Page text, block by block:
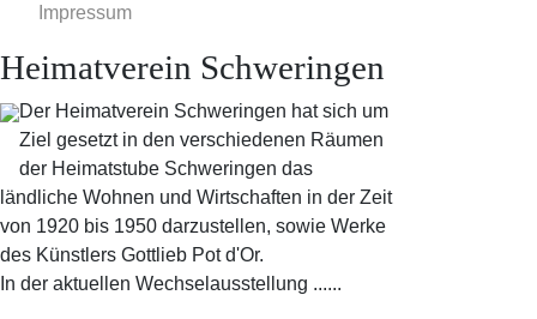
Impressum
Heimatverein Schweringen
Der Heimatverein Schweringen hat sich um
Ziel gesetzt in den verschiedenen Räumen
der Heimatstube Schweringen das
ländliche Wohnen und Wirtschaften in der Zeit
von 1920 bis 1950 darzustellen, sowie Werke
des Künstlers Gottlieb Pot d'Or.
In der aktuellen Wechselausstellung ......